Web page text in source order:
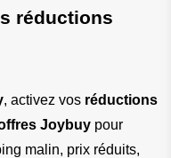
réductions
, activez vos réductions
Joybuy pour
malin, prix réduits,